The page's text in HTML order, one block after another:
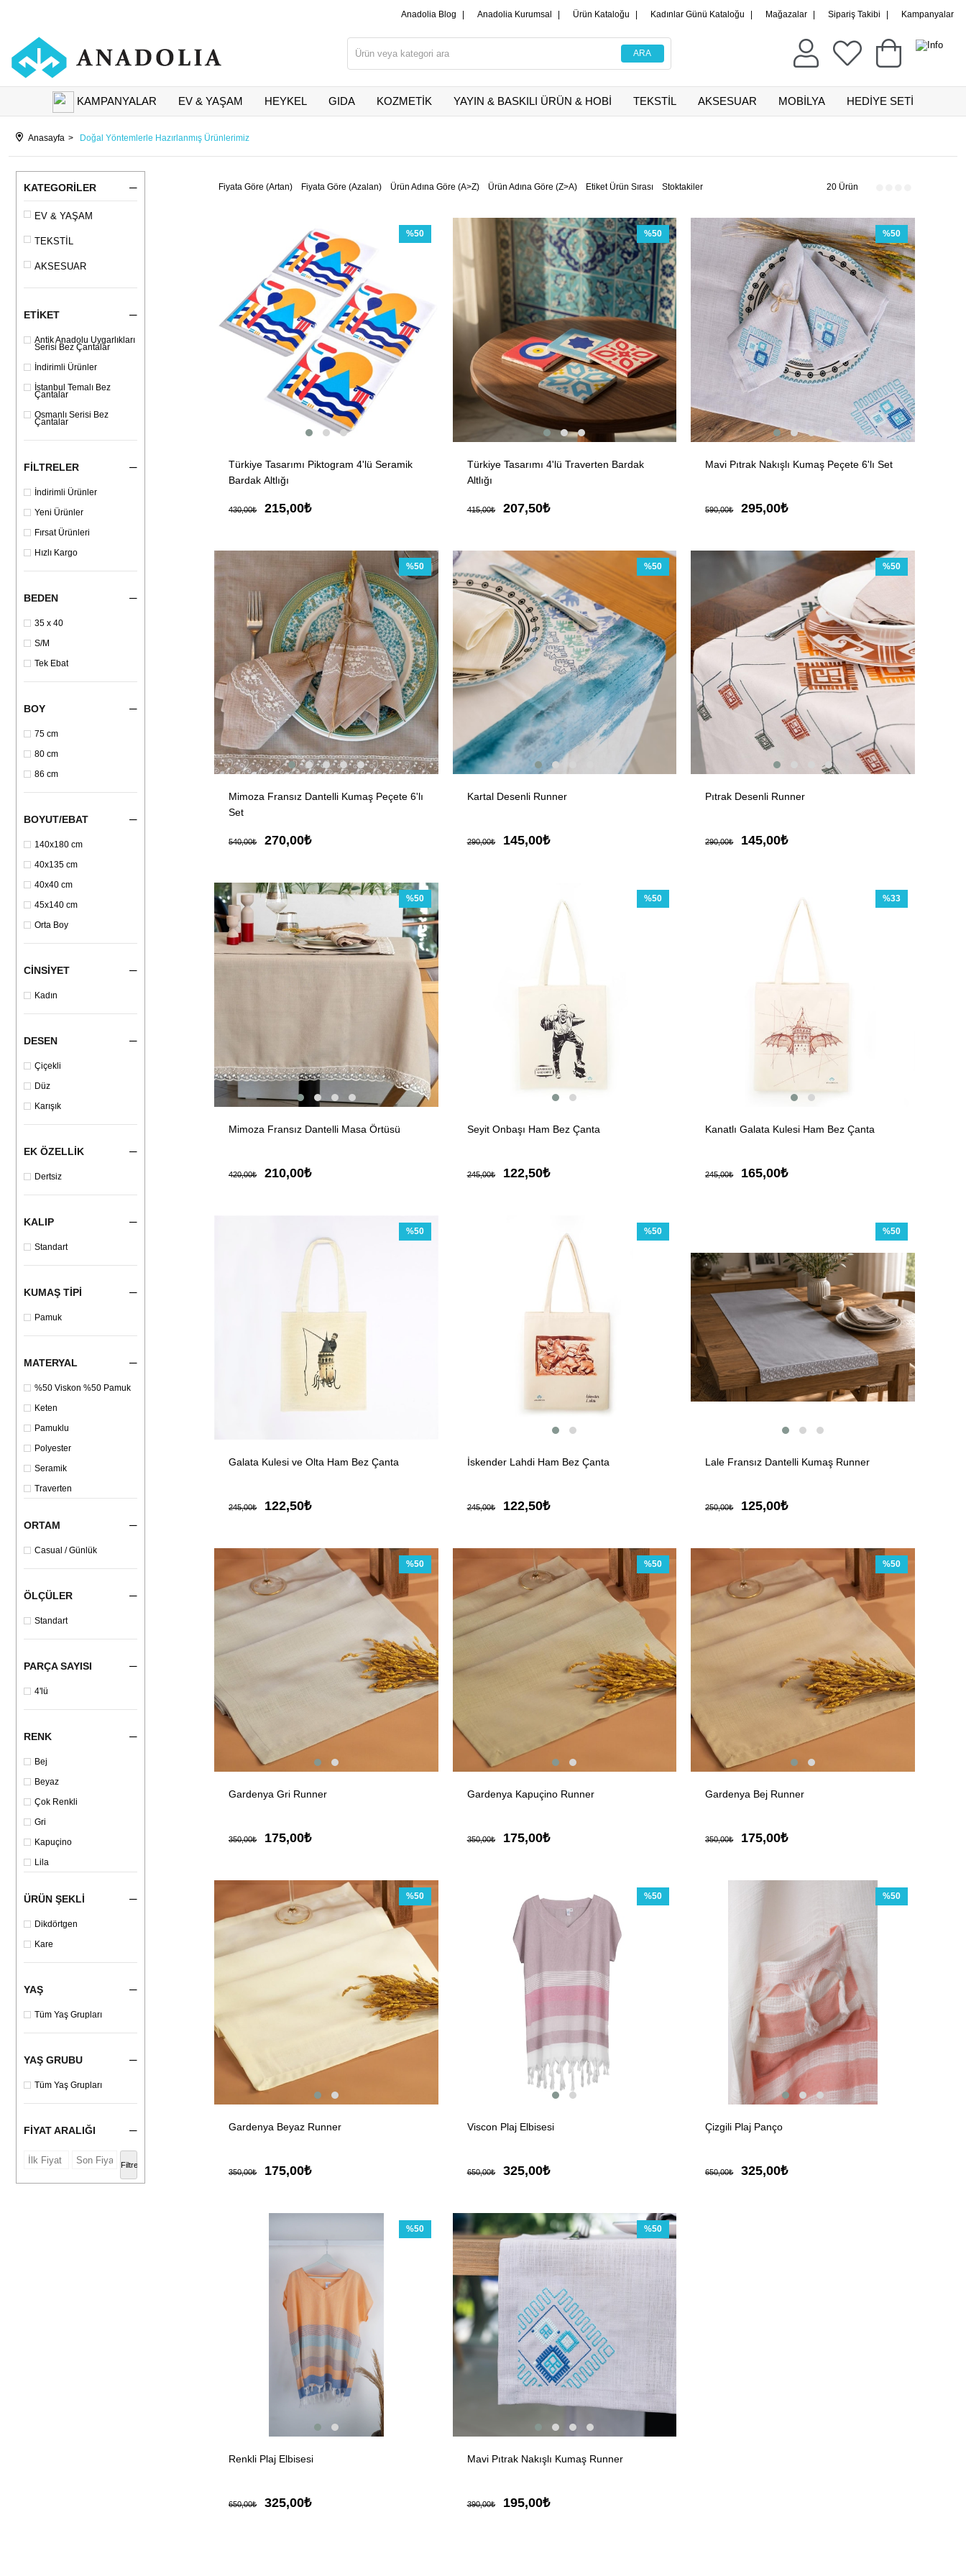
Anadolia Blog Anadolia Kurumsal Ürün Kataloğu Kadınlar Günü Kataloğu Mağazalar Sipariş Takibi Kampanyalar
KAMPANYALAR EV & YAŞAM HEYKEL GIDA KOZMETİK YAYIN & BASKILI ÜRÜN & HOBİ TEKSTİL AKSESUAR MOBİLYA HEDİYE SETİ
Anasayfa Doğal Yöntemlerle Hazırlanmış Ürünlerimiz
KATEGORILER
EV & YAŞAM
TEKSTİL
AKSESUAR
ETIKET
Antik Anadolu Uygarlıkları
Serisi Bez Çantalar
İndirimli Ürünler
İstanbul Temalı Bez
Çantalar
Osmanlı Serisi Bez
Çantalar
FILTRELER
İndirimli Ürünler
Yeni Ürünler
Fırsat Ürünleri
Hızlı Kargo
BEDEN
35 x 40
S/M
Tek Ebat
BOY
75 cm
80 cm
86 cm
BOYUT/EBAT
140x180 cm
40x135 cm
40x40 cm
45x140 cm
Orta Boy
CINSIYET
Kadın
DESEN
Çiçekli
Düz
Karışık
EK ÖZELLIK
Dertsiz
KALIP
Standart
KUMAŞ TIPI
Pamuk
MATERYAL
%50 Viskon %50 Pamuk
Keten
Pamuklu
Polyester
Seramik
Traverten
ORTAM
Casual / Günlük
ÖLÇÜLER
Standart
PARÇA SAYISI
4'lü
RENK
Bej
Beyaz
Çok Renkli
Gri
Kapuçino
Lila
Turuncu
ÜRÜN ŞEKLI
Dikdörtgen
Kare
YAŞ
Tüm Yaş Grupları
YAŞ GRUBU
Tüm Yaş Grupları
FIYAT ARALIĞI
Filtrele
Fiyata Göre (Artan) Fiyata Göre (Azalan) Ürün Adına Göre (A>Z) Ürün Adına Göre (Z>A) Etiket Ürün Sırası Stoktakiler 20 Ürün
Türkiye Tasarımı Piktogram 4'lü Seramik
Bardak Altlığı
215,00₺
430,00₺
%50
Türkiye Tasarımı 4'lü Traverten Bardak
Altlığı
207,50₺
415,00₺
%50
Mavi Pıtrak Nakışlı Kumaş Peçete 6'lı Set
295,00₺
590,00₺
%50
Mimoza Fransız Dantelli Kumaş Peçete 6'lı
Set
270,00₺
540,00₺
%50
Kartal Desenli Runner
145,00₺
290,00₺
%50
Pıtrak Desenli Runner
145,00₺
290,00₺
%50
Mimoza Fransız Dantelli Masa Örtüsü
210,00₺
420,00₺
%50
Seyit Onbaşı Ham Bez Çanta
122,50₺
245,00₺
%50
Kanatlı Galata Kulesi Ham Bez Çanta
165,00₺
245,00₺
%33
Galata Kulesi ve Olta Ham Bez Çanta
122,50₺
245,00₺
%50
İskender Lahdi Ham Bez Çanta
122,50₺
245,00₺
%50
Lale Fransız Dantelli Kumaş Runner
125,00₺
250,00₺
%50
Gardenya Gri Runner
175,00₺
350,00₺
%50
Gardenya Kapuçino Runner
175,00₺
350,00₺
%50
Gardenya Bej Runner
175,00₺
350,00₺
%50
Gardenya Beyaz Runner
175,00₺
350,00₺
%50
Viscon Plaj Elbisesi
325,00₺
650,00₺
%50
Çizgili Plaj Panço
325,00₺
650,00₺
%50
Renkli Plaj Elbisesi
325,00₺
650,00₺
%50
Mavi Pıtrak Nakışlı Kumaş Runner
195,00₺
390,00₺
%50